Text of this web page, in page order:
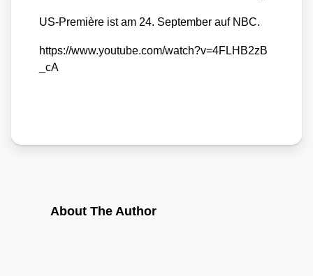
US-Pre­miè­re ist am 24. Sep­tem­ber auf NBC.
https://​www​.you​tube​.com/​w​a​t​c​h​?​v​=​4​F​L​H​B​2​z​B​
_cA
About The Author